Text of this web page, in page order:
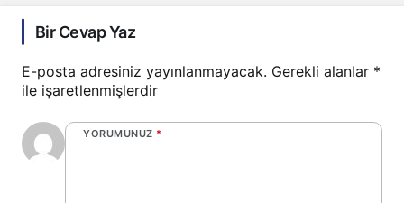
Bir Cevap Yaz
E-posta adresiniz yayınlanmayacak. Gerekli alanlar *
ile işaretlenmişlerdir
YORUMUNUZ *